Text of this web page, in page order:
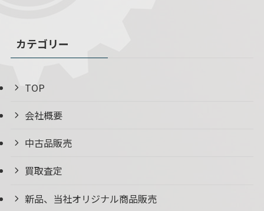
カテゴリー
TOP
会社概要
中古品販売
買取査定
新品、当社オリジナル商品販売